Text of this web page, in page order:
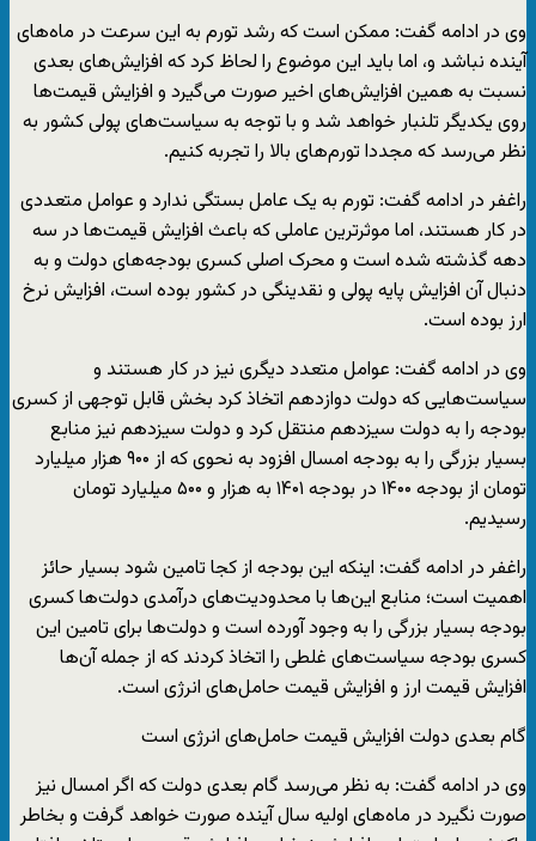
وی در ادامه گفت: ممکن است که رشد تورم به این سرعت در ماه‌های
آینده نباشد و، اما باید این موضوع را لحاظ کرد که افزایش‌های بعدی
نسبت به همین افزایش‌های اخیر صورت می‌گیرد و افزایش قیمت‌ها
روی یکدیگر تلنبار خواهد شد و با توجه به سیاست‌های پولی کشور به
نظر می‌رسد که مجددا تورم‌های بالا را تجربه کنیم.
راغفر در ادامه گفت: تورم به یک عامل بستگی ندارد و عوامل متعددی
در کار هستند، اما موثرترین عاملی که باعث افزایش قیمت‌ها در سه
دهه گذشته شده است و محرک اصلی کسری بودجه‌های دولت و به
دنبال آن افزایش پایه پولی و نقدینگی در کشور بوده است، افزایش نرخ
ارز بوده است.
وی در ادامه گفت: عوامل متعدد دیگری نیز در کار هستند و
سیاست‌هایی که دولت دوازدهم اتخاذ کرد بخش قابل توجهی از کسری
بودجه را به دولت سیزدهم منتقل کرد و دولت سیزدهم نیز منابع
بسیار بزرگی را به بودجه امسال افزود به نحوی که از ۹۰۰ هزار میلیارد
تومان از بودجه ۱۴۰۰ در بودجه ۱۴۰۱ به هزار و ۵۰۰ میلیارد تومان
رسیدیم.
راغفر در ادامه گفت: اینکه این بودجه از کجا تامین شود بسیار حائز
اهمیت است؛ منابع این‌ها با محدودیت‌های درآمدی دولت‌ها کسری
بودجه بسیار بزرگی را به وجود آورده است و دولت‌ها برای تامین این
کسری بودجه سیاست‌های غلطی را اتخاذ کردند که از جمله آن‌ها
افزایش قیمت ارز و افزایش قیمت حامل‌های انرژی است.
گام بعدی دولت افزایش قیمت حامل‌های انرژی است
وی در ادامه گفت: به نظر می‌رسد گام بعدی دولت که اگر امسال نیز
صورت نگیرد در ماه‌های اولیه سال آینده صورت خواهد گرفت و بخاطر